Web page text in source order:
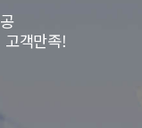
객만족!